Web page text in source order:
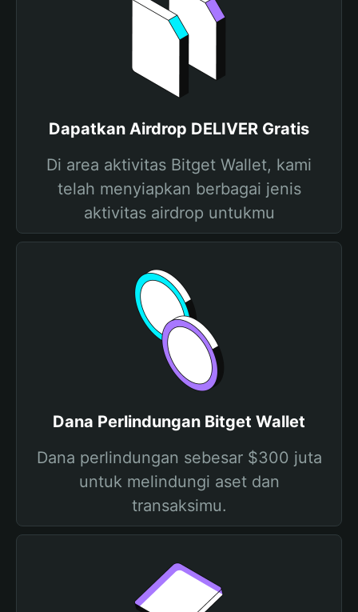
Dapatkan Airdrop DELIVER Gratis
Di area aktivitas Bitget Wallet, kami
telah menyiapkan berbagai jenis
aktivitas airdrop untukmu
Dana Perlindungan Bitget Wallet
Dana perlindungan sebesar $300 juta
untuk melindungi aset dan
transaksimu.